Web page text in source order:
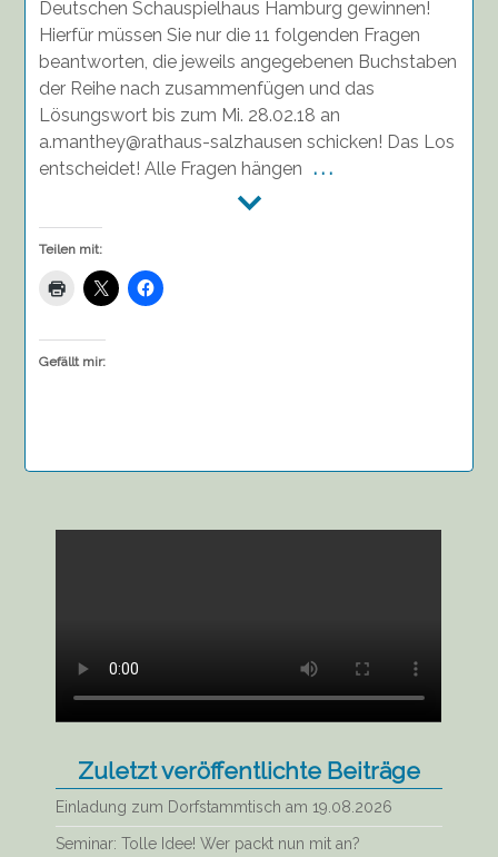
Deutschen Schauspielhaus Hamburg gewinnen!
Hierfür müssen Sie nur die 11 folgenden Fragen
beantworten, die jeweils angegebenen Buchstaben
der Reihe nach zusammenfügen und das
Lösungswort bis zum Mi. 28.02.18 an
a.manthey@rathaus-salzhausen schicken! Das Los
entscheidet! Alle Fragen hängen . . .
Teilen mit:
Gefällt mir:
Zuletzt veröffentlichte Beiträge
Einladung zum Dorfstammtisch am 19.08.2026
Seminar: Tolle Idee! Wer packt nun mit an?